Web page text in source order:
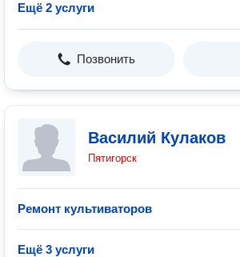
Ещё 2 услуги
Позвонить
Василий Кулаков
Пятигорск
Ремонт культиваторов
Ещё 3 услуги